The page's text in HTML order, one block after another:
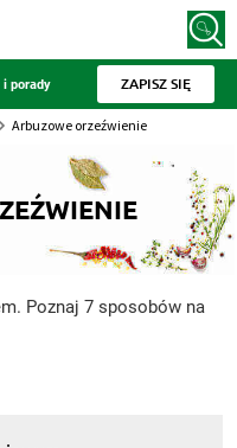
i porady ZAPISZ SIĘ
Arbuzowe orzeźwienie
Poznaj 7 sposobów na